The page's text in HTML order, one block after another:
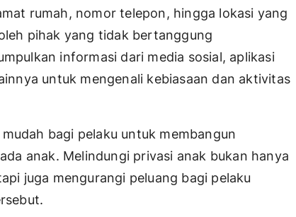
rumah, nomor telepon, hingga lokasi yang
pihak yang tidak bertanggung
informasi dari media sosial, aplikasi
untuk mengenali kebiasaan dan aktivitas
bagi pelaku untuk membangun
anak. Melindungi privasi anak bukan hanya
juga mengurangi peluang bagi pelaku